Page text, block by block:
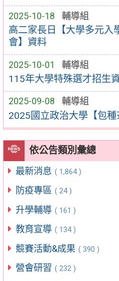
2025-10-18 輔導組
高二家長日【大學多元入
會】資料
2025-10-01 輔導組
115年大學特殊選才招生
2025-09-08 輔導組
2025國立政治大學【包
依公告類別彙總
最新消息 ( 1,864 )
防疫專區 ( 24 )
升學輔導 ( 161 )
教育宣導 ( 134 )
競賽活動&成果 ( 390 )
營會研習 ( 232 )